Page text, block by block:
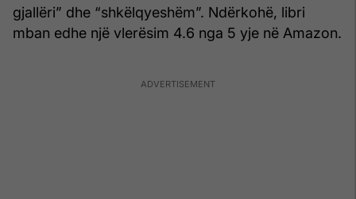
gjallëri” dhe “shkëlqyeshëm”. Ndërkohë, libri
mban edhe një vlerësim 4.6 nga 5 yje në Amazon.